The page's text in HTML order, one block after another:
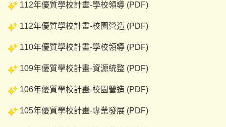
112年優質學校計畫-學校領導 (PDF)
112年優質學校計畫-校園營造 (PDF)
110年優質學校計畫-學校領導 (PDF)
109年優質學校計畫-資源統整 (PDF)
106年優質學校計畫-校園營造 (PDF)
105年優質學校計畫-專業發展 (PDF)